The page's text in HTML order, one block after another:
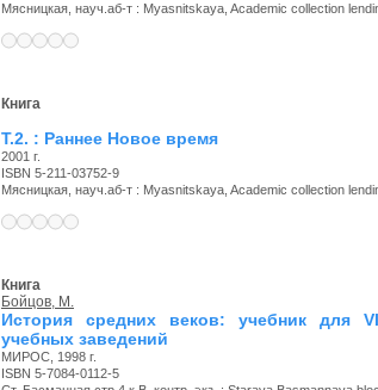
Мясницкая, науч.аб-т : Myasnitskaya, Academic collection
Книга
Т.2. : Раннее Новое время
2001 г.
ISBN 5-211-03752-9
Мясницкая, науч.аб-т : Myasnitskaya, Academic collection
Книга
Бойцов, М.
История средних веков: учебник для
учебных заведений
МИРОС, 1998 г.
ISBN 5-7084-0112-5